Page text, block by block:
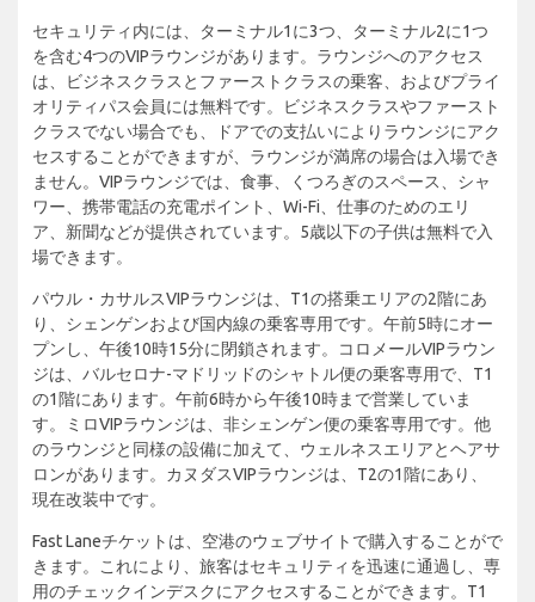
セキュリティ内には、ターミナル1に3つ、ターミナル2に1つ
を含む4つのVIPラウンジがあります。ラウンジへのアクセス
は、ビジネスクラスとファーストクラスの乗客、およびプライ
オリティパス会員には無料です。ビジネスクラスやファースト
クラスでない場合でも、ドアでの支払いによりラウンジにアク
セスすることができますが、ラウンジが満席の場合は入場でき
ません。VIPラウンジでは、食事、くつろぎのスペース、シャ
ワー、携帯電話の充電ポイント、Wi-Fi、仕事のためのエリ
ア、新聞などが提供されています。5歳以下の子供は無料で入
場できます。
パウル・カサルスVIPラウンジは、T1の搭乗エリアの2階にあ
り、シェンゲンおよび国内線の乗客専用です。午前5時にオー
プンし、午後10時15分に閉鎖されます。コロメールVIPラウン
ジは、バルセロナ-マドリッドのシャトル便の乗客専用で、T1
の1階にあります。午前6時から午後10時まで営業していま
す。ミロVIPラウンジは、非シェンゲン便の乗客専用です。他
のラウンジと同様の設備に加えて、ウェルネスエリアとヘアサ
ロンがあります。カヌダスVIPラウンジは、T2の1階にあり、
現在改装中です。
Fast Laneチケットは、空港のウェブサイトで購入することがで
きます。これにより、旅客はセキュリティを迅速に通過し、専
用のチェックインデスクにアクセスすることができます。T1